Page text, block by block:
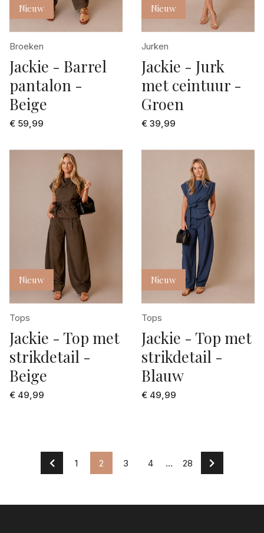
Nieuw
Broeken
Jackie - Barrel
pantalon -
Beige
€ 59,99
Nieuw
Jurken
Jackie - Jurk
met ceintuur -
Groen
€ 39,99
Nieuw
Tops
Jackie - Top met
strikdetail -
Beige
€ 49,99
Nieuw
Tops
Jackie - Top met
strikdetail -
Blauw
€ 49,99
1 2 3 4 ... 28